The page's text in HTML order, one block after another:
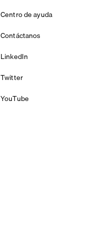
Centro de ayuda
Contáctanos
LinkedIn
Twitter
YouTube